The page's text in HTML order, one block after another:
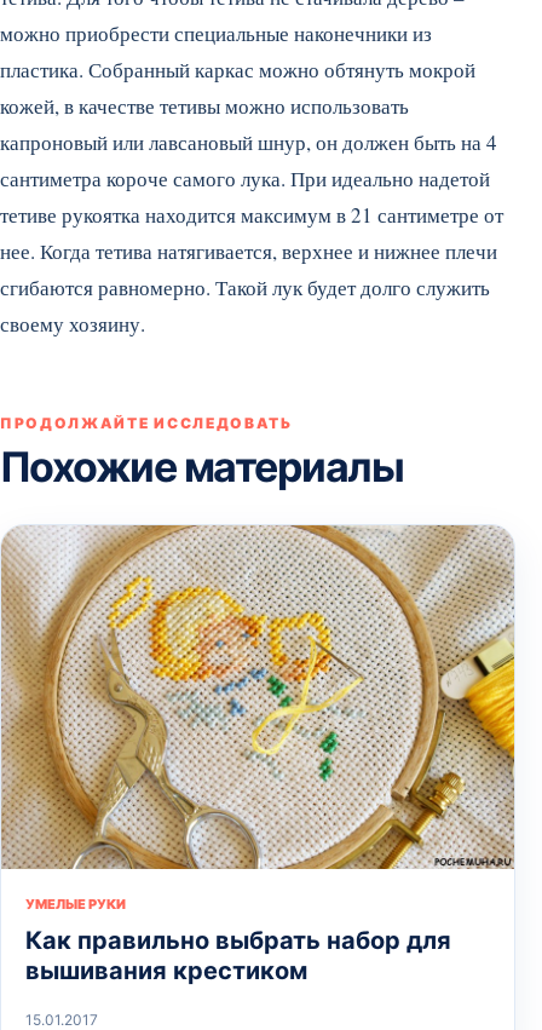
можно приобрести специальные наконечники из
пластика. Собранный каркас можно обтянуть мокрой
кожей, в качестве тетивы можно использовать
капроновый или лавсановый шнур, он должен быть на 4
сантиметра короче самого лука. При идеально надетой
тетиве рукоятка находится максимум в 21 сантиметре от
нее. Когда тетива натягивается, верхнее и нижнее плечи
сгибаются равномерно. Такой лук будет долго служить
своему хозяину.
ПРОДОЛЖАЙТЕ ИССЛЕДОВАТЬ
Похожие материалы
УМЕЛЫЕ РУКИ
Как правильно выбрать набор для
вышивания крестиком
15.01.2017